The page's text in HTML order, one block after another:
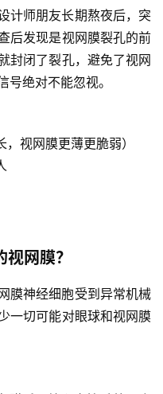
计师朋友长期熬夜后，突
后发现是视网膜裂孔的前
封闭了裂孔，避免了视网
绝对不能忽视。
视网膜更薄更脆弱）
网膜？
膜神经细胞受到异常机械
一切可能对眼球和视网膜